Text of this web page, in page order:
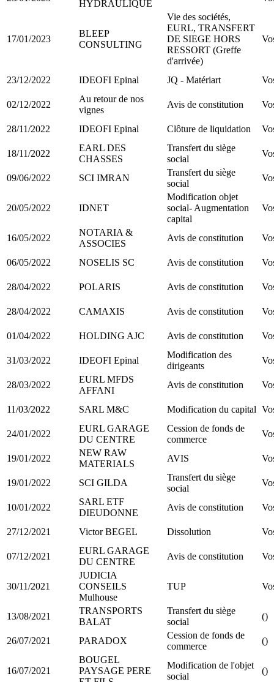
HYDRAULIQUE
17/01/2023
BLEEP
CONSULTING
Vie des sociétés,
EURL, TRANSFERT
DE SIEGE HORS
RESSORT (Greffe
d'arrivée)
23/12/2022 IDEOFI Epinal JQ - Matériart
02/12/2022
Au retour de nos
vignes
Avis de constitution
28/11/2022 IDEOFI Epinal Clôture de liquidation
18/11/2022
EARL DES
CHASSES
Transfert du siège
social
09/06/2022 SCI IMRAN
Transfert du siège
social
20/05/2022 IDNET
Modification objet
social- Augmentation
capital
16/05/2022
NOTARIA &
ASSOCIES
Avis de constitution
06/05/2022 NOSELIS SC Avis de constitution
28/04/2022 POLARIS Avis de constitution
28/04/2022 CAMAXIS Avis de constitution
01/04/2022 HOLDING AJC Avis de constitution
31/03/2022 IDEOFI Epinal
Modification des
dirigeants
28/03/2022
EURL MFDS
AFFANI
Avis de constitution
11/03/2022 SARL M&C Modification du capital
24/01/2022
EURL GARAGE
DU CENTRE
Cession de fonds de
commerce
19/01/2022
NEW RAW
MATERIALS
AVIS
19/01/2022 SCI GILDA
Transfert du siège
social
10/01/2022
SARL ETF
DIEUDONNE
Avis de constitution
27/12/2021 Victor BEGEL Dissolution
07/12/2021
EURL GARAGE
DU CENTRE
Avis de constitution
30/11/2021
JUDICIA
CONSEILS
Mulhouse
TUP
13/08/2021
TRANSPORTS
BALAT
Transfert du siège
social
()
26/07/2021 PARADOX
Cession de fonds de
commerce
()
16/07/2021
BOUGEL
PAYSAGE PERE
Modification de l'objet
social
()